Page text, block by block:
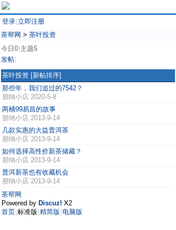
登录 立即注册
茶帮网 > 茶叶投资
今日0 主题5
发帖
茶叶投资 [新帖排序]
那些年，我们追过的7542？
朋纳小店 2020-5-8
两桶99易昌的故事
朋纳小店 2013-9-14
几款实惠的大益普洱茶
朋纳小店 2013-9-14
如何选择高性价新茶储藏？
朋纳小店 2013-9-14
普洱新茶也有收藏机会
朋纳小店 2013-9-14
茶帮网
Powered by Discuz! X2
首页 标准版 精简版 电脑版